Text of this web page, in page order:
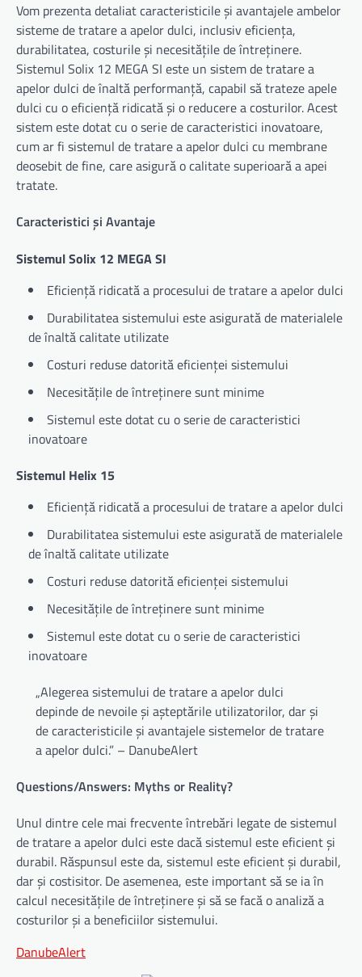
Vom prezenta detaliat caracteristicile și avantajele ambelor
sisteme de tratare a apelor dulci, inclusiv eficiența,
durabilitatea, costurile și necesitățile de întreținere.
Sistemul Solix 12 MEGA SI este un sistem de tratare a
apelor dulci de înaltă performanță, capabil să trateze apele
dulci cu o eficiență ridicată și o reducere a costurilor. Acest
sistem este dotat cu o serie de caracteristici inovatoare,
cum ar fi sistemul de tratare a apelor dulci cu membrane
deosebit de fine, care asigură o calitate superioară a apei
tratate.
Caracteristici și Avantaje
Sistemul Solix 12 MEGA SI
Eficiență ridicată a procesului de tratare a apelor dulci
Durabilitatea sistemului este asigurată de materialele
de înaltă calitate utilizate
Costuri reduse datorită eficienței sistemului
Necesitățile de întreținere sunt minime
Sistemul este dotat cu o serie de caracteristici
inovatoare
Sistemul Helix 15
Eficiență ridicată a procesului de tratare a apelor dulci
Durabilitatea sistemului este asigurată de materialele
de înaltă calitate utilizate
Costuri reduse datorită eficienței sistemului
Necesitățile de întreținere sunt minime
Sistemul este dotat cu o serie de caracteristici
inovatoare
„Alegerea sistemului de tratare a apelor dulci
depinde de nevoile și așteptările utilizatorilor, dar și
de caracteristicile și avantajele sistemelor de tratare
a apelor dulci.” – DanubeAlert
Questions/Answers: Myths or Reality?
Unul dintre cele mai frecvente întrebări legate de sistemul
de tratare a apelor dulci este dacă sistemul este eficient și
durabil. Răspunsul este da, sistemul este eficient și durabil,
dar și costisitor. De asemenea, este important să se ia în
calcul necesitățile de întreținere și să se facă o analiză a
costurilor și a beneficiilor sistemului.
DanubeAlert